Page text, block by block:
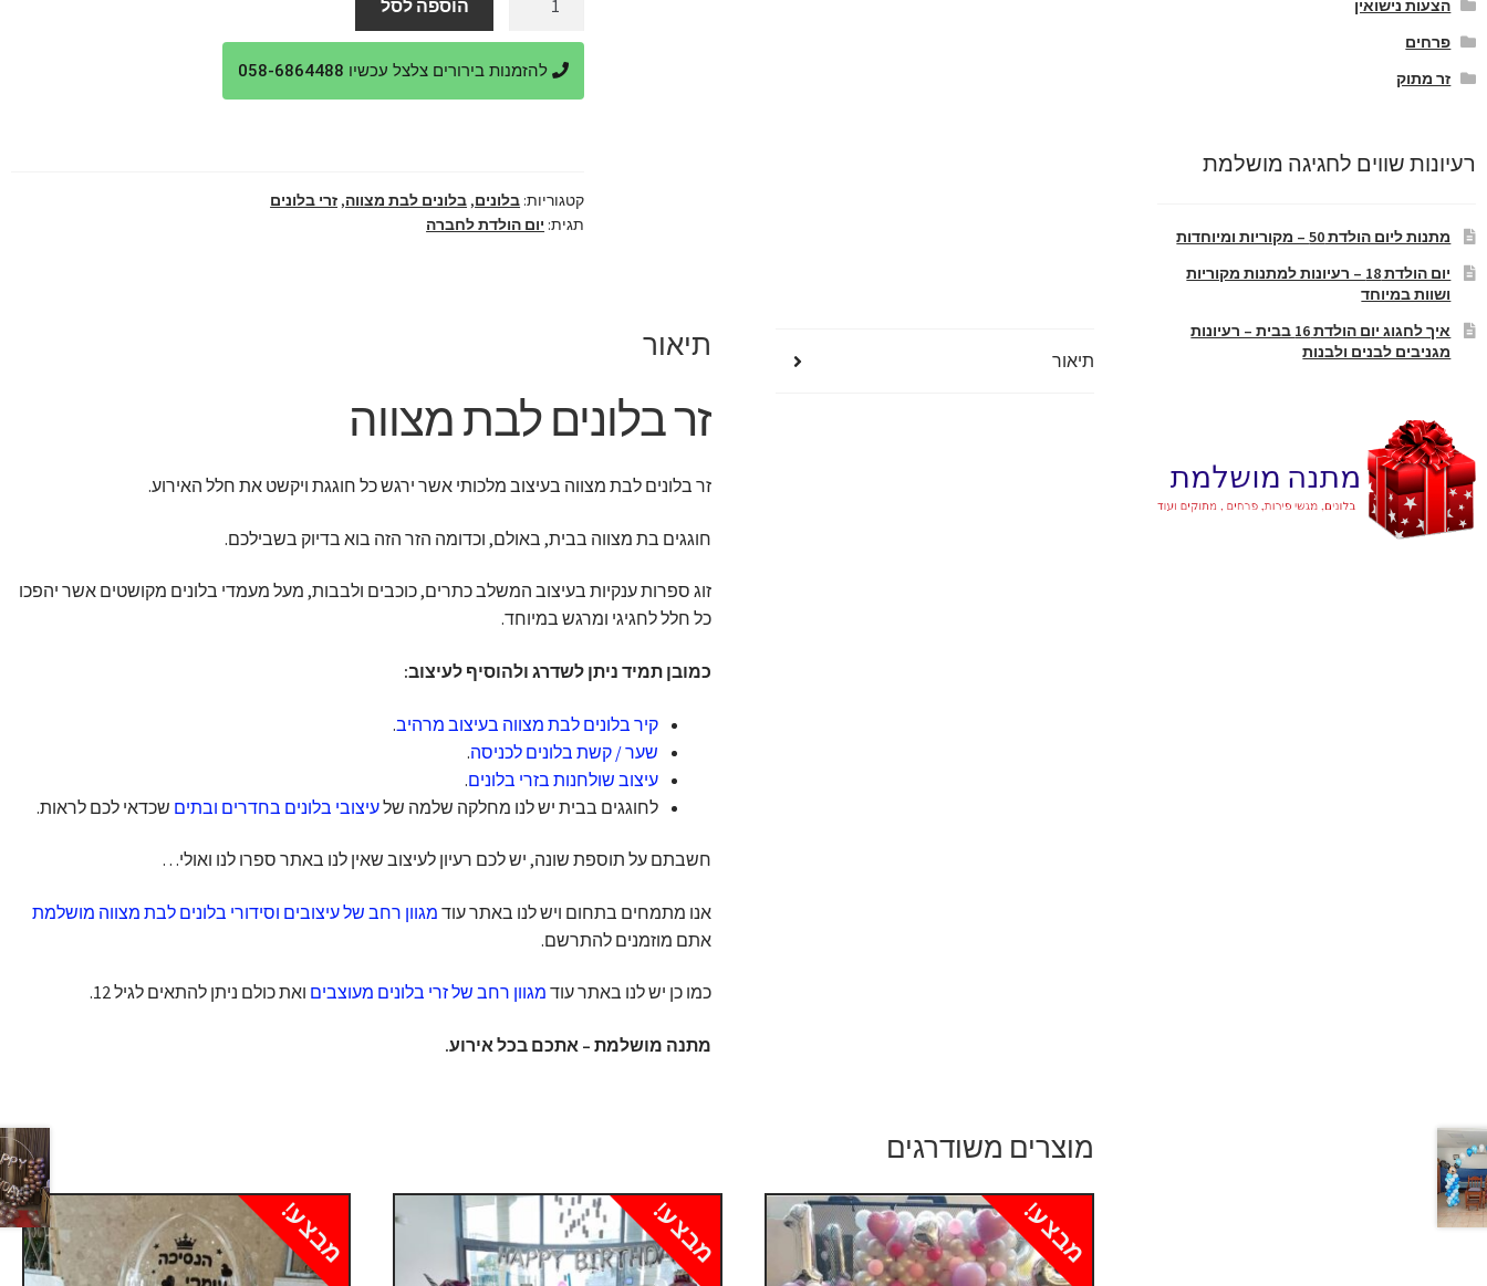
₪409.
₪369.
זר
בלונים
לבת
הוספה לסל
להזמנות בירורים צלצל עכשיו 058-6864488
קטגוריות: בלונים, בלונים לבת מצווה, זרי בלונים
תגית: יום הולדת לחברה
תיאור תיאור
זר בלונים לבת מצווה
זר בלונים לבת מצווה בעיצוב מלכותי אשר ירגש כל חוגגת ויקשט את חלל האירוע.
חוגגים בת מצווה בבית, באולם, וכדומה הזר הזה בוא בדיוק בשבילכם.
זוג ספרות ענקיות בעיצוב המשלב כתרים, כוכבים ולבבות, מעל מעמדי בלונים מקושטים אשר יהפכו
כל חלל לחגיגי ומרגש במיוחד.
כמובן תמיד ניתן לשדרג ולהוסיף לעיצוב:
קיר בלונים לבת מצווה בעיצוב מרהיב.
שער / קשת בלונים לכניסה.
עיצוב שולחנות בזרי בלונים.
לחוגגים בבית יש לנו מחלקה שלמה שלעיצובי בלונים בחדרים ובתים שכדאי לכם לראות.
חשבתם על תוספת שונה, יש לכם רעיון לעיצוב שאין לנו באתר ספרו לנו ואולי…
אנו מתמחים בתחום ויש לנו באתר עוד מגוון רחב של עיצובים וסידורי בלונים לבת מצווה מושלמת
אתם מוזמנים להתרשם.
כמו כן יש לנו באתר עוד מגוון רחב של זרי בלונים מעוצבים ואת כולם ניתן להתאים לגיל 12.
מתנה מושלמת – אתכם בכל אירוע.
מוצרים משודרגים
מבצע! מבצע! מבצע!
הצעות נישואין
פרחים
זר מתוק
רעיונות שווים לחגיגה מושלמת
מתנות ליום הולדת 50 – מקוריות ומיוחדות
יום הולדת 18 – רעיונות למתנות מקוריות
ושוות במיוחד
איך לחגוג יום הולדת 16 בבית – רעיונות
מגניבים לבנים ולבנות